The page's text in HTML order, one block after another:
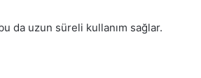
da uzun süreli kullanım sağlar.